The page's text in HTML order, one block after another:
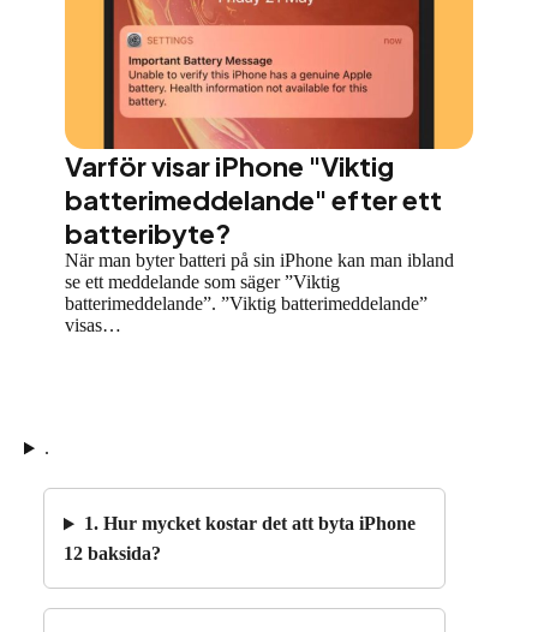
Varför visar iPhone "Viktig
batterimeddelande" efter ett
batteribyte?
När man byter batteri på sin iPhone kan man ibland
se ett meddelande som säger ”Viktig
batterimeddelande”. ”Viktig batterimeddelande”
visas…
.
1. Hur mycket kostar det att byta iPhone
12 baksida?